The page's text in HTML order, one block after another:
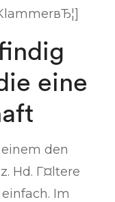
eine
den
Hd. Г¤ltere
Im